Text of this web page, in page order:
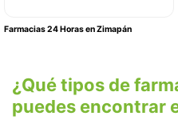
Farmacias 24 Horas en Zimapán
¿Qué tipos de
puedes encontrar